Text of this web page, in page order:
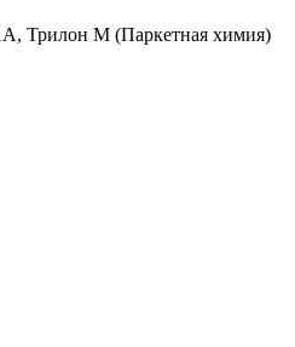
Трилон М (Паркетная химия)